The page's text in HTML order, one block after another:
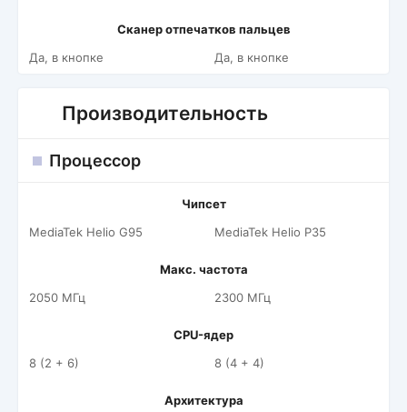
Сканер отпечатков пальцев
Да, в кнопке
Да, в кнопке
Производительность
Процессор
Чипсет
MediaTek Helio G95
MediaTek Helio P35
Макс. частота
2050 МГц
2300 МГц
CPU-ядер
8 (2 + 6)
8 (4 + 4)
Архитектура